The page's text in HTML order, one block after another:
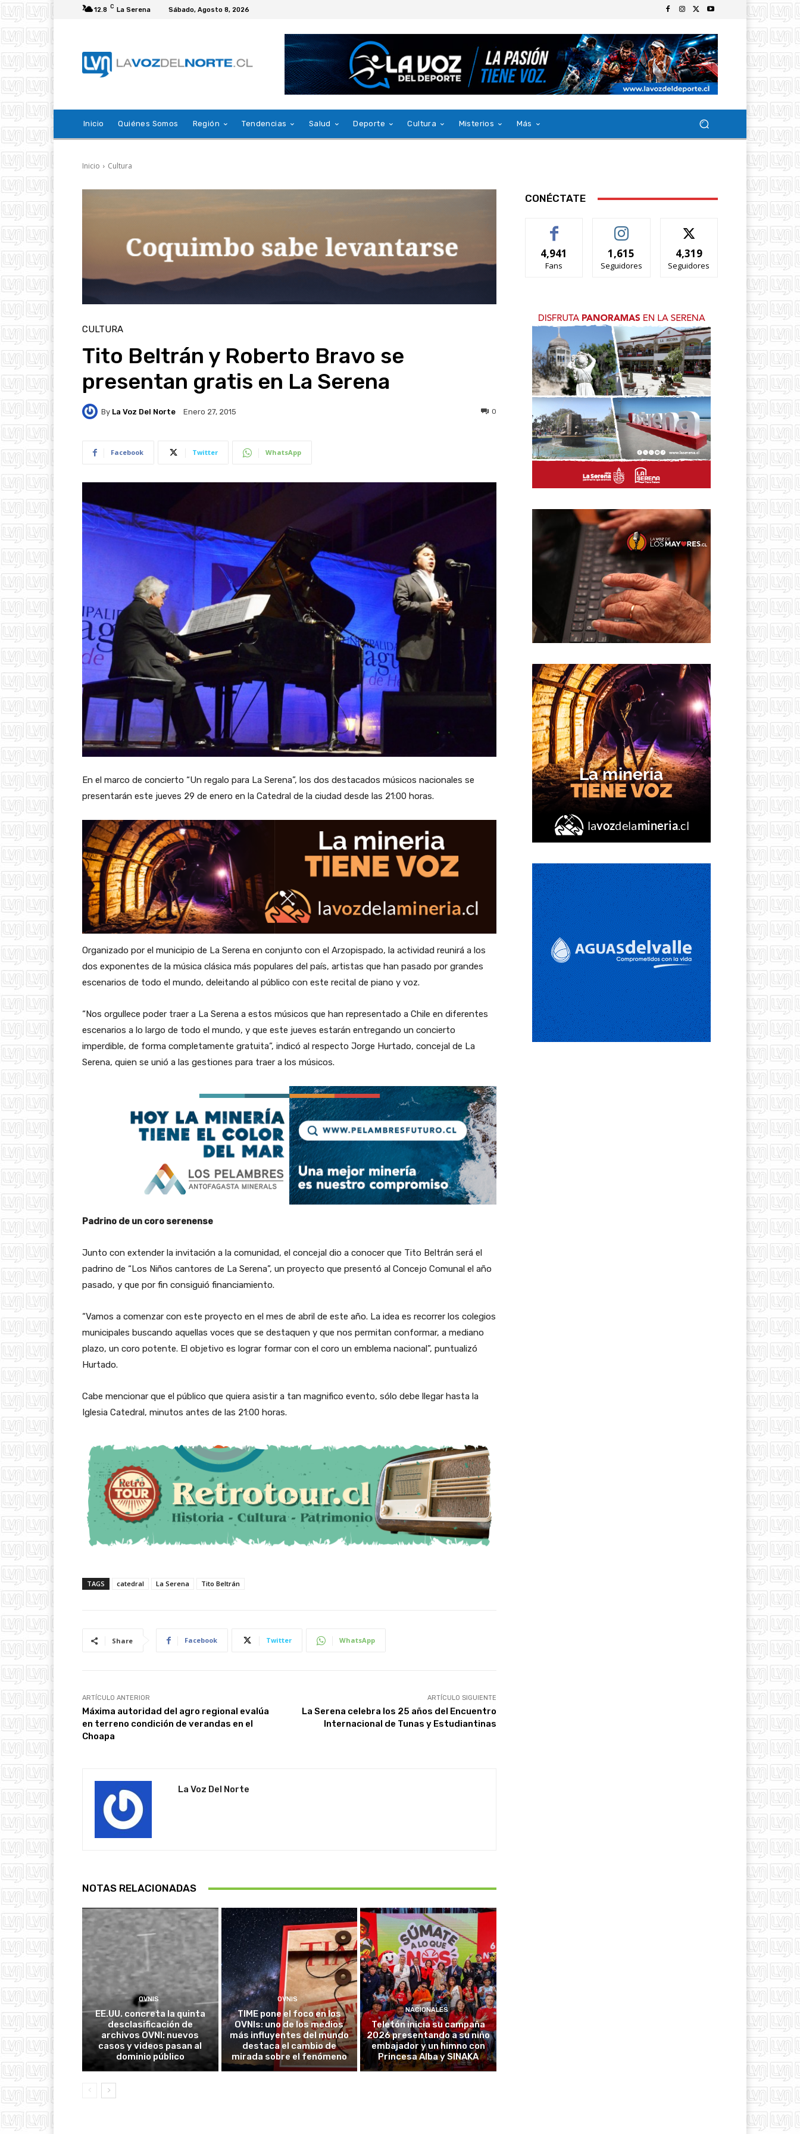
12.8 C La Serena Sábado, Agosto 8, 2026
Inicio Quiénes Somos Región Tendencias Salud Deporte Cultura Misterios Más
Inicio Cultura
CULTURA
Tito Beltrán y Roberto Bravo se
presentan gratis en La Serena
By La Voz Del Norte Enero 27, 2015 0
Facebook Twitter WhatsApp
En el marco de concierto “Un regalo para La Serena”, los dos destacados músicos nacionales se
presentarán este jueves 29 de enero en la Catedral de la ciudad desde las 21:00 horas.
Organizado por el municipio de La Serena en conjunto con el Arzopispado, la actividad reunirá a los
dos exponentes de la música clásica más populares del país, artistas que han pasado por grandes
escenarios de todo el mundo, deleitando al público con este recital de piano y voz.
“Nos orgullece poder traer a La Serena a estos músicos que han representado a Chile en diferentes
escenarios a lo largo de todo el mundo, y que este jueves estarán entregando un concierto
imperdible, de forma completamente gratuita”, indicó al respecto Jorge Hurtado, concejal de La
Serena, quien se unió a las gestiones para traer a los músicos.
Padrino de un coro serenense
Junto con extender la invitación a la comunidad, el concejal dio a conocer que Tito Beltrán será el
padrino de “Los Niños cantores de La Serena”, un proyecto que presentó al Concejo Comunal el año
pasado, y que por fin consiguió financiamiento.
“Vamos a comenzar con este proyecto en el mes de abril de este año. La idea es recorrer los colegios
municipales buscando aquellas voces que se destaquen y que nos permitan conformar, a mediano
plazo, un coro potente. El objetivo es lograr formar con el coro un emblema nacional”, puntualizó
Hurtado.
Cabe mencionar que el público que quiera asistir a tan magnifico evento, sólo debe llegar hasta la
Iglesia Catedral, minutos antes de las 21:00 horas.
TAGS catedral La Serena Tito Beltrán
Share Facebook Twitter WhatsApp
ARTÍCULO ANTERIOR
Máxima autoridad del agro regional evalúa
en terreno condición de verandas en el
Choapa
ARTÍCULO SIGUIENTE
La Serena celebra los 25 años del Encuentro
Internacional de Tunas y Estudiantinas
La Voz Del Norte
NOTAS RELACIONADAS
OVNIS
EE.UU. concreta la quinta
desclasificación de
archivos OVNI: nuevos
casos y videos pasan al
dominio público
OVNIS
TIME pone el foco en los
OVNIs: uno de los medios
más influyentes del mundo
destaca el cambio de
mirada sobre el fenómeno
NACIONALES
Teletón inicia su campaña
2026 presentando a su niño
embajador y un himno con
Princesa Alba y SINAKA
CONÉCTATE
4,941
Fans
1,615
Seguidores
4,319
Seguidores